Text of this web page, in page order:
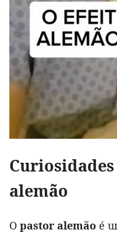
alemão
O pastor alemão é